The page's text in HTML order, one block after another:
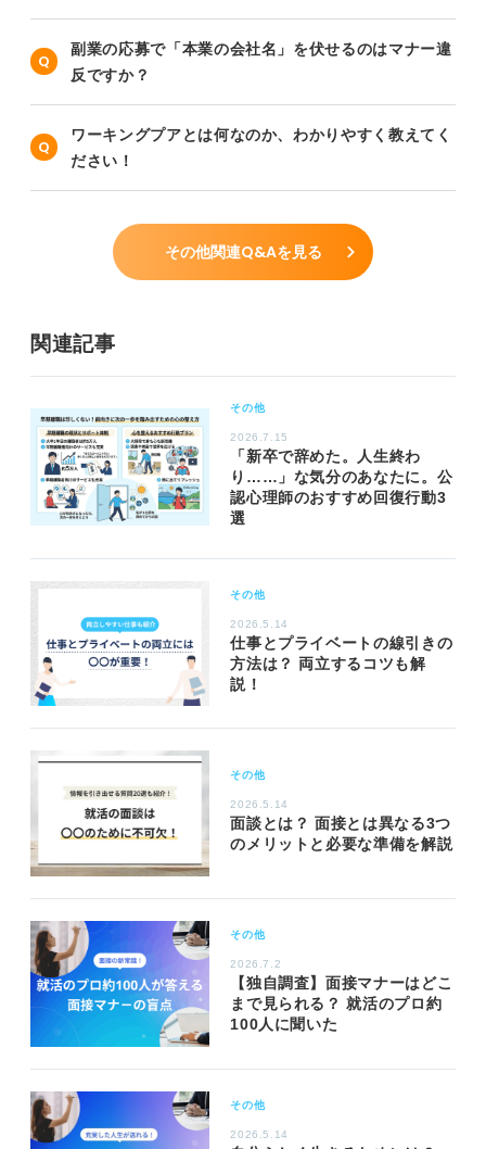
副業の応募で「本業の会社名」を伏せるのはマナー違
反ですか？
ワーキングプアとは何なのか、わかりやすく教えてく
ださい！
その他関連Q&Aを見る
関連記事
その他
2026.7.15
「新卒で辞めた。人生終わ
り……」な気分のあなたに。公
認心理師のおすすめ回復行動3
選
その他
2026.5.14
仕事とプライベートの線引きの
方法は？ 両立するコツも解
説！
その他
2026.5.14
面談とは？ 面接とは異なる3つ
のメリットと必要な準備を解説
その他
2026.7.2
【独自調査】面接マナーはどこ
まで見られる？ 就活のプロ約
100人に聞いた
その他
2026.5.14